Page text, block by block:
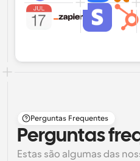
Perguntas Frequentes
Perguntas
Estas são algumas das